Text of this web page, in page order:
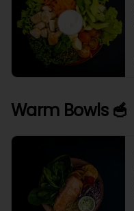
Warm Bowls 🥣